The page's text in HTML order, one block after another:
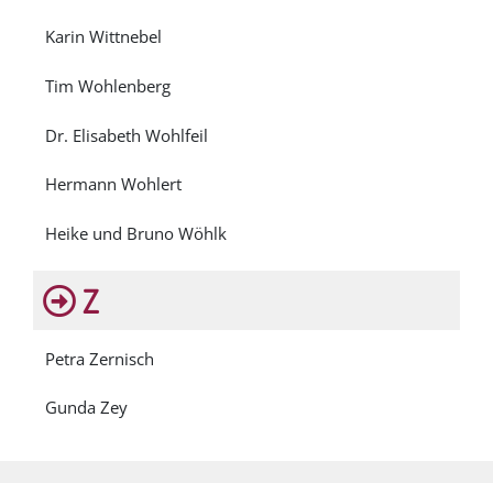
Karin Wittnebel
Tim Wohlenberg
Dr. Elisabeth Wohlfeil
Hermann Wohlert
Heike und Bruno Wöhlk
Z
Petra Zernisch
Gunda Zey